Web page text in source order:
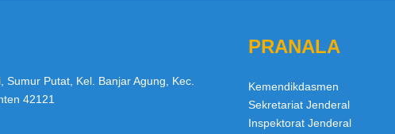
Sumur Putat, Kel. Banjar Agung, Kec.
42121
PRANALA
Kemendikdasmen
Sekretariat Jenderal
Inspektorat Jenderal